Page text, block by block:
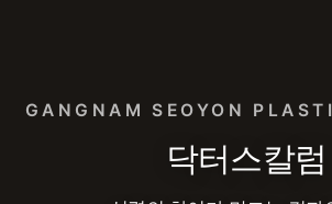
GANGNAM SEOYON
닥터스칼럼